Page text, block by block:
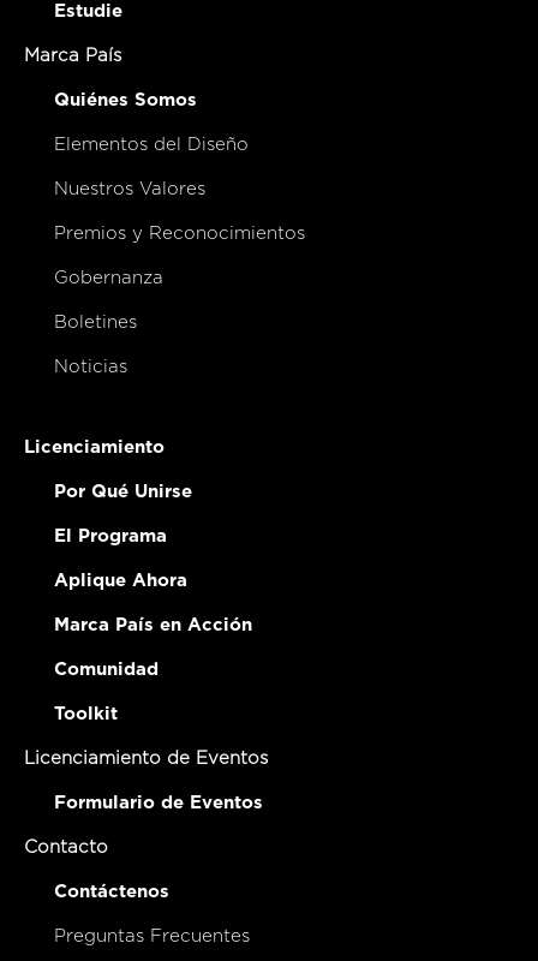
Estudie
Marca País
Quiénes Somos
Elementos del Diseño
Nuestros Valores
Premios y Reconocimientos
Gobernanza
Boletines
Noticias
Licenciamiento
Por Qué Unirse
El Programa
Aplique Ahora
Marca País en Acción
Comunidad
Toolkit
Licenciamiento de Eventos
Formulario de Eventos
Contacto
Contáctenos
Preguntas Frecuentes